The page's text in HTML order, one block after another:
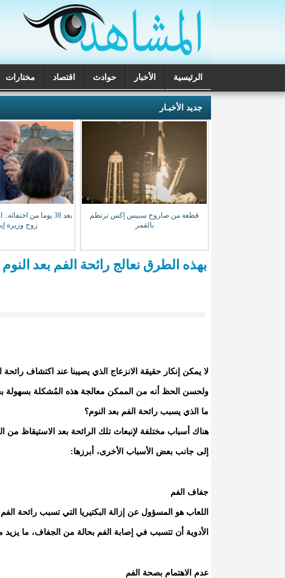
الرئيسية الأخبار حوادث اقتصاد مختارات
تحقيقات
جديد الأخبـار
قطعة من صاروخ سبيس إكس ترتطم
بالقمر
بعد 38 يوما من
زوج وزيرة
بهذه الطرق نعالج رائحة الفم بعد النوم
لا يمكن إنكار حقيقة الانزعاج الذي يصيبنا عند اكتشاف
ولحسن الحظ أنه من الممكن معالجة هذه المُشكلة
ما الذي يسبب رائحة الفم بعد النوم؟
هناك أسباب مختلفة لإنبعاث تلك الرائحة بعد الاستيقاظ من
إلى جانب بعض الأسباب الأخرى، أبرزها:
جفاف الفم
اللعاب هو المسؤول عن إزالة البكتيريا التي تسبب رائحة
الأدوية أن تتسبب في إصابة الفم بحالة من الجفاف، ما يزيد
عدم الاهتمام بصحة الفم